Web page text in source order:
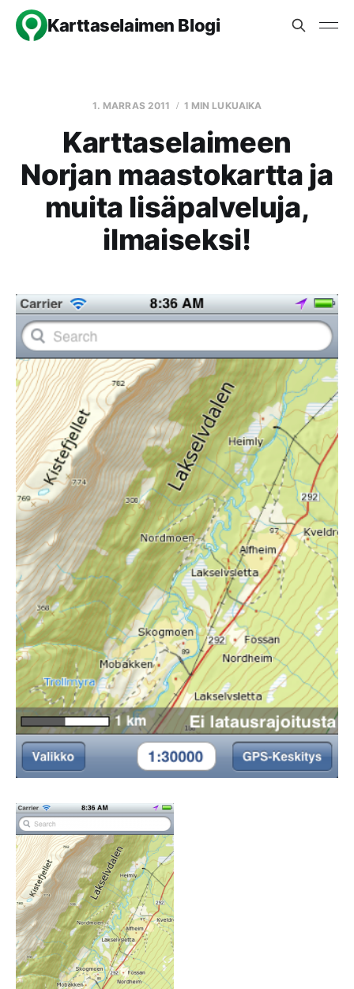
Karttaselaimen Blogi
1. MARRAS 2011 1 MIN LUKUAIKA
Karttaselaimeen
Norjan maastokartta ja
muita lisäpalveluja,
ilmaiseksi!